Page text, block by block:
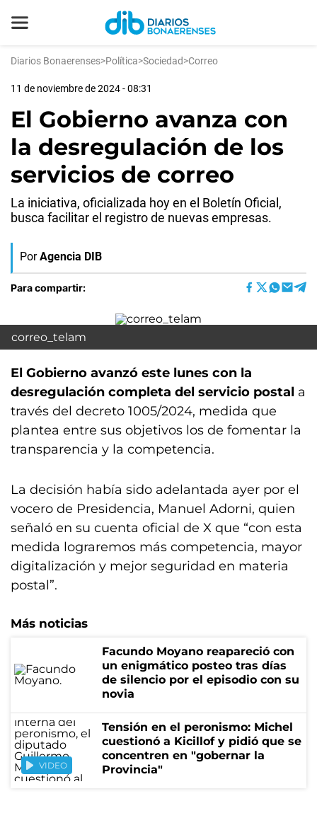
Diarios Bonaerenses>Política>Sociedad>Correo
11 de noviembre de 2024 - 08:31
El Gobierno avanza con
la desregulación de los
servicios de correo
La iniciativa, oficializada hoy en el Boletín Oficial,
busca facilitar el registro de nuevas empresas.
Por Agencia DIB
Para compartir:
correo_telam
El Gobierno avanzó este lunes con la
desregulación completa del servicio postal a
través del decreto 1005/2024, medida que
plantea entre sus objetivos los de fomentar la
transparencia y la competencia.
La decisión había sido adelantada ayer por el
vocero de Presidencia, Manuel Adorni, quien
señaló en su cuenta oficial de X que “con esta
medida lograremos más competencia, mayor
digitalización y mejor seguridad en materia
postal”.
Más noticias
Facundo Moyano reapareció con
un enigmático posteo tras días
de silencio por el episodio con su
novia
VIDEO
Tensión en el peronismo: Michel
cuestionó a Kicillof y pidió que se
concentren en "gobernar la
Provincia"